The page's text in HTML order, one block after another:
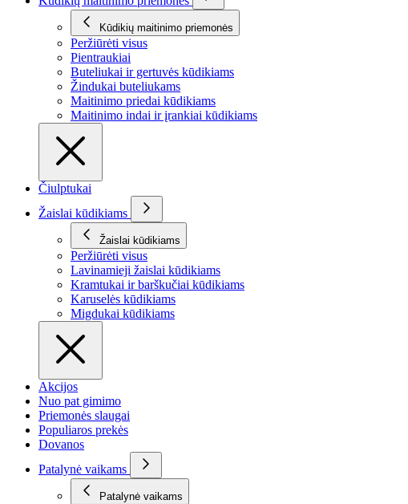
Kūdikių maitinimo priemonės
Peržiūrėti visus
Pientraukiai
Buteliukai ir gertuvės kūdikiams
Žindukai buteliukams
Maitinimo priedai kūdikiams
Maitinimo indai ir įrankiai kūdikiams
Čiulptukai
Žaislai kūdikiams
Žaislai kūdikiams
Peržiūrėti visus
Lavinamieji žaislai kūdikiams
Kramtukai ir barškučiai kūdikiams
Karuselės kūdikiams
Migdukai kūdikiams
Akcijos
Nuo pat gimimo
Priemonės slaugai
Populiaros prekės
Dovanos
Patalynė vaikams
Patalynė vaikams